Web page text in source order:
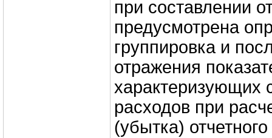
при составлении
предусмотрена
группировка и
отражения
характеризующих
расходов при
(убытка) отчетного